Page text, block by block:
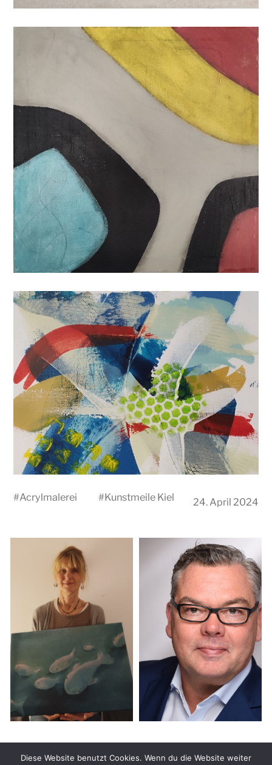
#Acrylmalerei #Kunstmeile Kiel 24. April 2024
© 2026KUNSTMEILE Kiel
Diese Website benutzt Cookies. Wenn du die Website weiter